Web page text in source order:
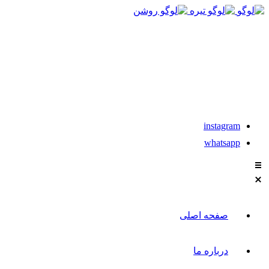
instagram
whatsapp
صفحه اصلی
درباره ما